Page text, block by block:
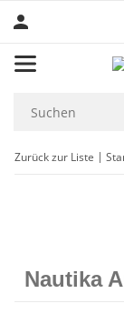
Zurück zur Liste
Nautika